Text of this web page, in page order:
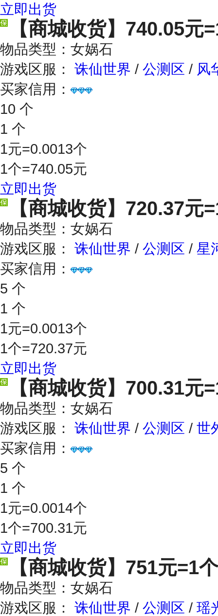
立即出货
【商城收货】 740.05元
物品类型：女娲石
游戏区服： 诛仙世界 / 公测区 / 风
买家信用：
10 个
1 个
1元=0.0013个
1个=740.05元
立即出货
【商城收货】 720.37元
物品类型：女娲石
游戏区服： 诛仙世界 / 公测区 / 星
买家信用：
5 个
1 个
1元=0.0013个
1个=720.37元
立即出货
【商城收货】 700.31元
物品类型：女娲石
游戏区服： 诛仙世界 / 公测区 / 世
买家信用：
5 个
1 个
1元=0.0014个
1个=700.31元
立即出货
【商城收货】 751元=1个
物品类型：女娲石
游戏区服： 诛仙世界 / 公测区 / 瑶